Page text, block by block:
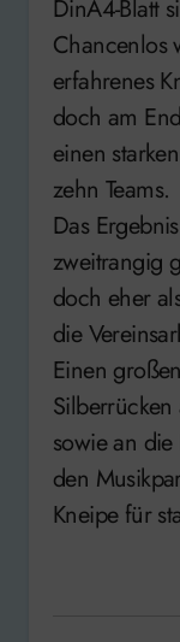
DinA4-Blatt
Chancenlos
erfahrenes
doch am
einen
zehn Teams.
Das
zweitrangig
doch eher
die
Einen
sowie an
den
Kneipe für